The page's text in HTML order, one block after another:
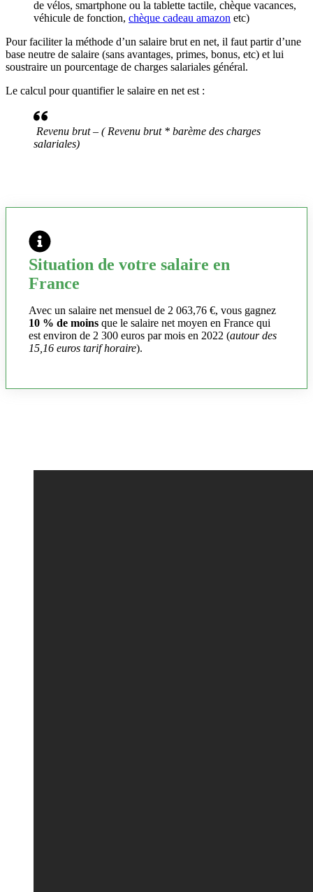
de vélos, smartphone ou la tablette tactile, chèque vacances,
véhicule de fonction, chèque cadeau amazon etc)
Pour faciliter la méthode d’un salaire brut en net, il faut partir d’une
base neutre de salaire (sans avantages, primes, bonus, etc) et lui
soustraire un pourcentage de charges salariales général.
Le calcul pour quantifier le salaire en net est :
Revenu brut – ( Revenu brut * barème des charges
salariales)
Situation de votre salaire en
France
Avec un salaire net mensuel de 2 063,76 €, vous gagnez
10 % de moins que le salaire net moyen en France qui
est environ de 2 300 euros par mois en 2022 (autour des
15,16 euros tarif horaire).